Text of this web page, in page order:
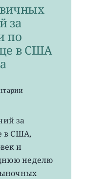
за
по
в США
к
первичных
за
безработице
в
за
в США,
и
неделю